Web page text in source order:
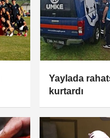
Yaylada
kurtardı